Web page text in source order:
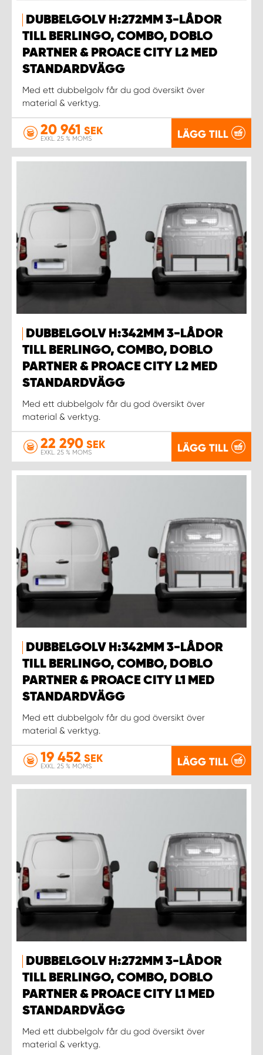
DUBBELGOLV H:272MM 3-LÅDOR
TILL BERLINGO, COMBO, DOBLO
PARTNER & PROACE CITY L2 MED
STANDARDVÄGG
Med ett dubbelgolv får du god översikt över
material & verktyg.
20 961 SEK
EXKL. 25 % MOMS LÄGG TILL
DUBBELGOLV H:342MM 3-LÅDOR
TILL BERLINGO, COMBO, DOBLO
PARTNER & PROACE CITY L2 MED
STANDARDVÄGG
Med ett dubbelgolv får du god översikt över
material & verktyg.
22 290 SEK
EXKL. 25 % MOMS LÄGG TILL
DUBBELGOLV H:342MM 3-LÅDOR
TILL BERLINGO, COMBO, DOBLO
PARTNER & PROACE CITY L1 MED
STANDARDVÄGG
Med ett dubbelgolv får du god översikt över
material & verktyg.
19 452 SEK
EXKL. 25 % MOMS LÄGG TILL
DUBBELGOLV H:272MM 3-LÅDOR
TILL BERLINGO, COMBO, DOBLO
PARTNER & PROACE CITY L1 MED
STANDARDVÄGG
Med ett dubbelgolv får du god översikt över
material & verktyg.
WORK SYSTEM UPPSALA
WORK SYSTEM VÄRNAMO
WORK SYSTEM VÄSTERÅS
WORK SYSTEM VÄXJÖ
WORK SYSTEM ÖSTERSUND